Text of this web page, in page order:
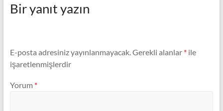
Bir yanıt yazın
E-posta adresiniz yayınlanmayacak.Gerekli alanlar *ile
işaretlenmişlerdir
Yorum *